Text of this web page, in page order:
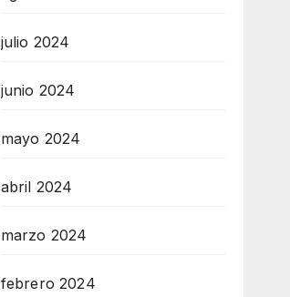
julio 2024
junio 2024
mayo 2024
abril 2024
marzo 2024
febrero 2024